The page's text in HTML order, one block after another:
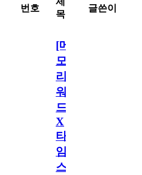
번호
목
글쓴이
[메
모
리
워
드
X
타
임
스